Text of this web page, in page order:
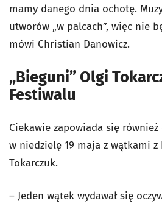
mamy danego dnia ochotę.
utworów „w palcach”, więc nie
mówi Christian Danowicz.
„Bieguni” Olgi
Festiwalu
Ciekawie zapowiada się
w niedzielę 19 maja z wątkami z
Tokarczuk.
– Jeden wątek wydawał się